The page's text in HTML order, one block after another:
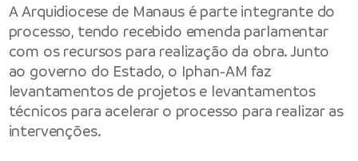
A Arquidiocese de Manaus é parte integrante do
processo, tendo recebido emenda parlamentar
com os recursos para realização da obra. Junto
ao governo do Estado, o Iphan-AM faz
levantamentos de projetos e levantamentos
técnicos para acelerar o processo para realizar as
intervenções.